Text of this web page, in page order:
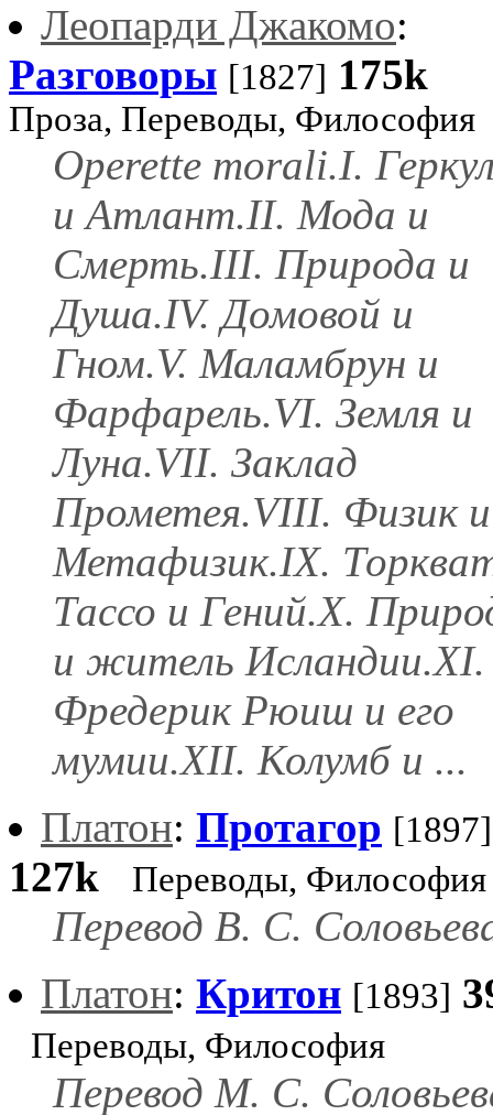
Леопарди Джакомо:
Разговоры [1827] 175k
Проза, Переводы, Философия
Operette morali.I.
и Атлант.II. Мода и
Смерть.III. Природа и
Душа.IV. Домовой и
Гном.V. Маламбрун и
Фарфарель.VI. Земля и
Луна.VII. Заклад
Прометея.VIII. Физик и
Метафизик.IX.
Тассо и Гений.X.
и житель Исландии.XI.
Фредерик Рюиш и его
мумии.XII. Колумб и ...
Платон: Протагор [1897]
127k Переводы, Философия
Перевод В. С.
Платон: Критон [1893]
Переводы, Философия
Перевод М. С.